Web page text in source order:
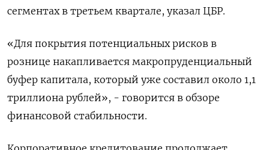
сегментах в третьем квартале, указал ЦБР.
«Для покрытия потенциальных рисков в
рознице накапливается макропруденциальный
буфер капитала, который уже составил около 1,1
триллиона рублей», - говорится в обзоре
финансовой стабильности.